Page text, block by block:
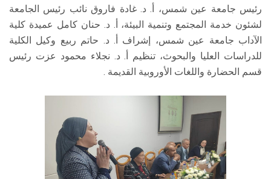
رئيس جامعة عين شمس، أ. د. غادة فاروق نائب رئيس الجامعة
لشئون خدمة المجتمع وتنمية البيئة، أ. د. حنان كامل عميدة كلية
الآداب جامعة عين شمس، إشراف أ. د. حاتم ربيع وكيل الكلية
للدراسات العليا والبحوث، تنظيم أ. د. نجلاء محمود عزت رئيس
قسم الحضارة واللغات الأوروبية القديمة .